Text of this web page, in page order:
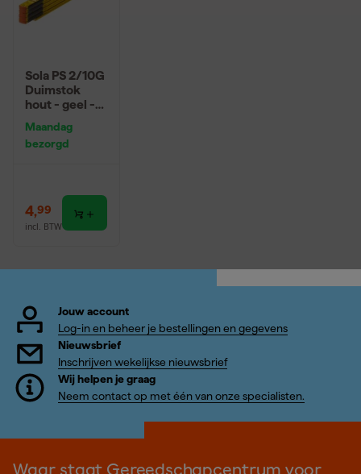
Sola PS 2/10G
Duimstok
hout - geel -
Maandag
bezorgd
4,99
incl. BTW
Jouw account
Log-in en beheer je bestellingen en gegevens
Nieuwsbrief
Inschrijven wekelijkse nieuwsbrief
Wij helpen je graag
Neem contact op met één van onze specialisten.